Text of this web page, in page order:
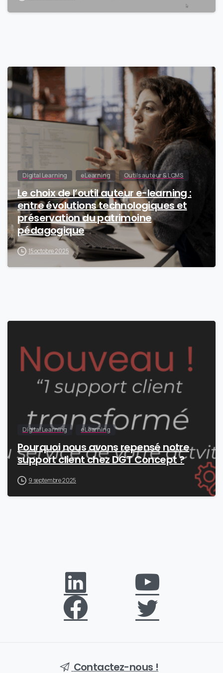
Digital Learning eLearning Outils auteur & LCMS
Le choix de l’outil auteur e-learning :
entre évolutions technologiques et
préservation du patrimoine
pédagogique
15 octobre 2025
Digital Learning eLearning
Pourquoi nous avons repensé notre
support client chez DGT Concept ?
9 septembre 2025
Contactez-nous !